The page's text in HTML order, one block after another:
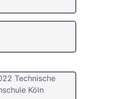
Technische
Köln